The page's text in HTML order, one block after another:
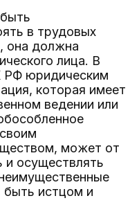
в трудовых
она должна
лица. В
РФ юридическим
которая имеет
ведении или
может от
и осуществлять
быть истцом и